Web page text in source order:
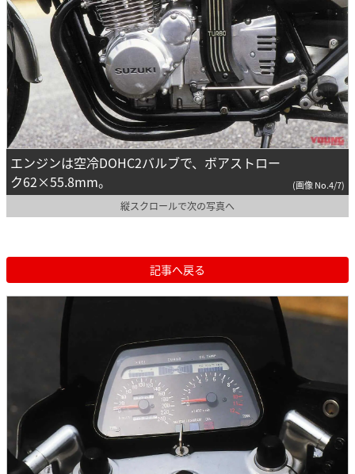
エンジンは空冷DOHC2バルブで、ボアストロー
ク62×55.8mm。
(画像 No.4/7)
縦スクロールで次の写真へ
記事へ戻る